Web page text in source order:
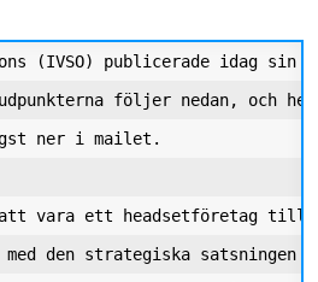
(IVSO) publicerade idag
följer nedan, och
ner i mailet.
vara ett headsetföretag till
med den strategiska satsningen